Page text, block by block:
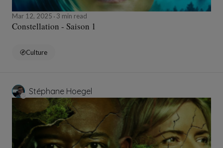
Mar 12, 2025 3 min read
Constellation - Saison 1
Culture
Stéphane Hoegel